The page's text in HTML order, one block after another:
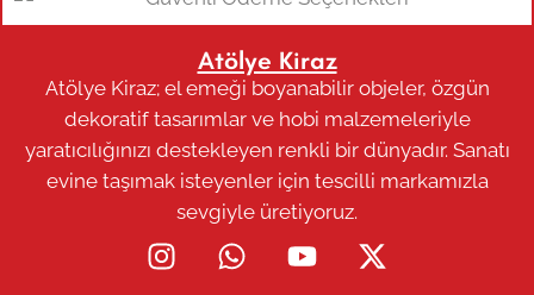
Atölye Kiraz
Atölye Kiraz; el emeği boyanabilir objeler, özgün
dekoratif tasarımlar ve hobi malzemeleriyle
yaratıcılığınızı destekleyen renkli bir dünyadır. Sanatı
evine taşımak isteyenler için tescilli markamızla
sevgiyle üretiyoruz.